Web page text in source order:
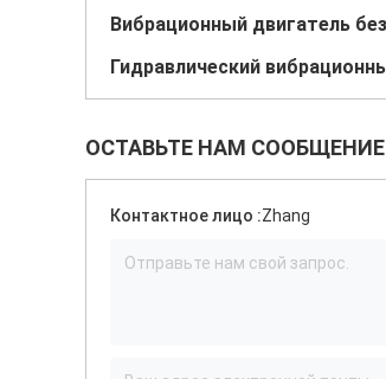
ОСТАВЬТЕ НАМ СООБЩЕНИЕ
Контактное лицо :Zhang